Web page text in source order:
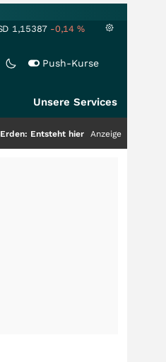
1,15387 -0,14 %
Push-Kurse
Unsere Services
hier die nächste Milliardenstory?
Anzeige